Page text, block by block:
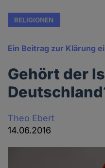
RELIGIONEN
Ein Beitrag zur Klärung
Gehört der
Theo Ebert
14.06.2016